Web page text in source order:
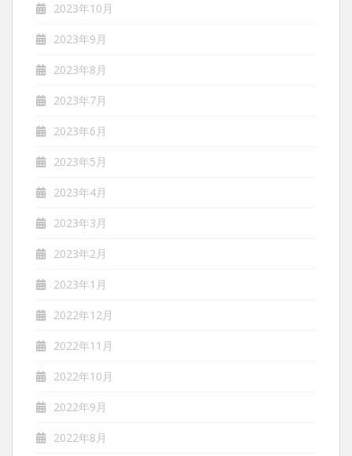
2023年10月
2023年9月
2023年8月
2023年7月
2023年6月
2023年5月
2023年4月
2023年3月
2023年2月
2023年1月
2022年12月
2022年11月
2022年10月
2022年9月
2022年8月